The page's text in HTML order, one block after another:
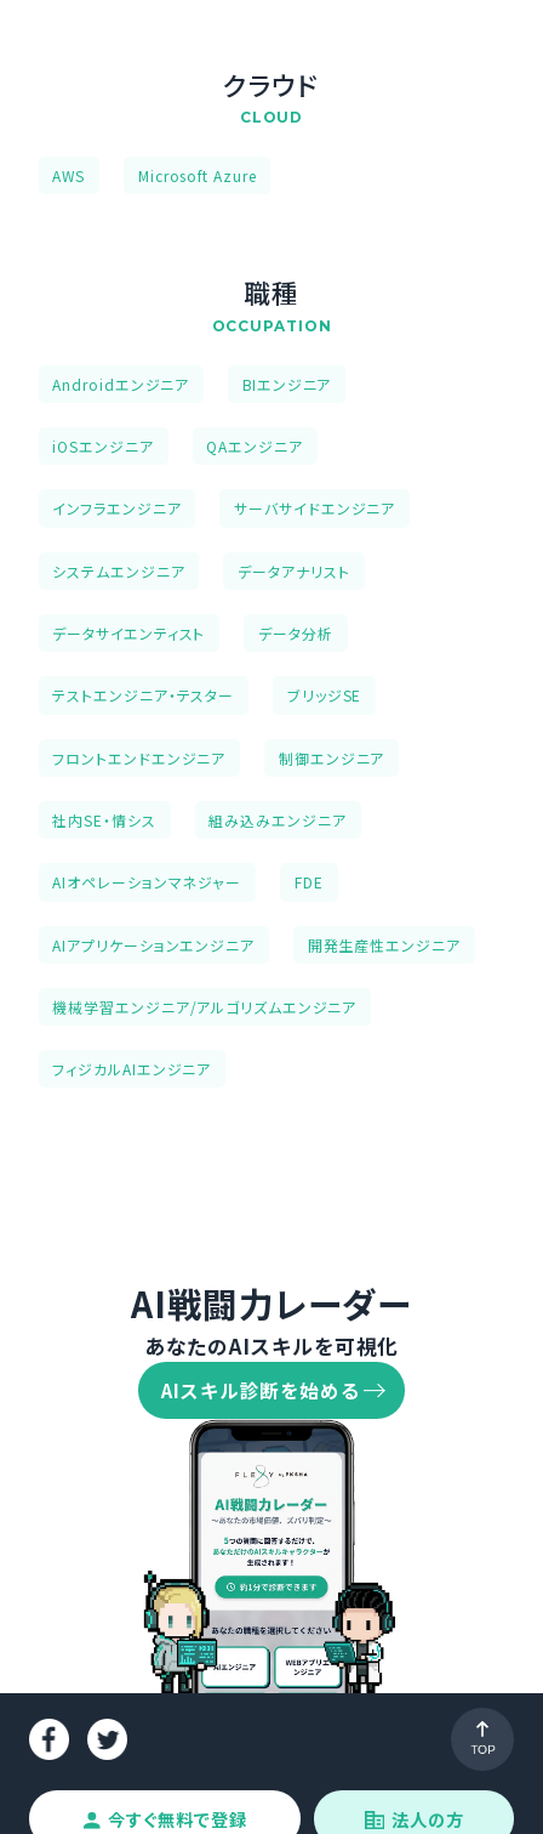
クラウド
CLOUD
AWS Microsoft Azure
職種
OCCUPATION
Androidエンジニア BIエンジニア
iOSエンジニア QAエンジニア
インフラエンジニア サーバサイドエンジニア
システムエンジニア データアナリスト
データサイエンティスト データ分析
テストエンジニア・テスター ブリッジSE
フロントエンドエンジニア 制御エンジニア
社内SE・情シス 組み込みエンジニア
AIオペレーションマネジャー FDE
AIアプリケーションエンジニア 開発生産性エンジニア
機械学習エンジニア/アルゴリズムエンジニア
フィジカルAIエンジニア
AI戦闘力レーダー
あなたのAIスキルを可視化
AIスキル診断を始める
今すぐ無料で登録 法人の方